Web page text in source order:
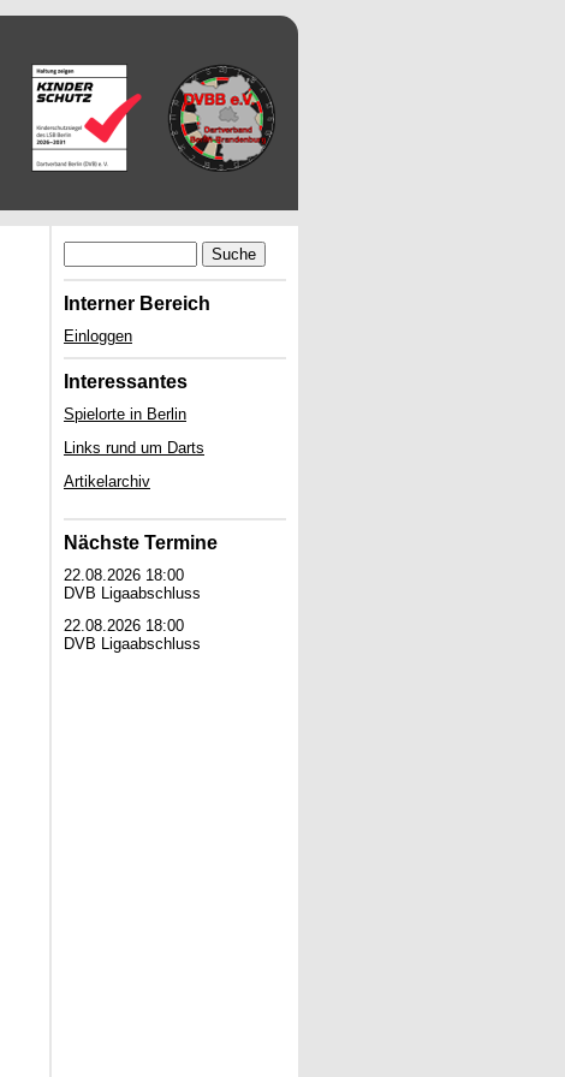
Suche
Interner Bereich
Einloggen
Interessantes
Spielorte in Berlin
Links rund um Darts
Artikelarchiv
Nächste Termine
22.08.2026 18:00
DVB Ligaabschluss
22.08.2026 18:00
DVB Ligaabschluss